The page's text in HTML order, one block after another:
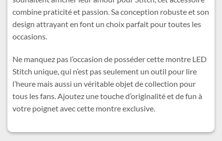
combine praticité et passion. Sa conception robuste et son
design attrayant en font un choix parfait pour toutes les
occasions.
Ne manquez pas l’occasion de posséder cette montre LED
Stitch unique, qui n’est pas seulement un outil pour lire
l’heure mais aussi un véritable objet de collection pour
tous les fans. Ajoutez une touche d’originalité et de fun à
votre poignet avec cette montre exclusive.